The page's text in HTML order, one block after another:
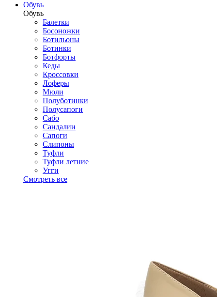
Обувь
Обувь
Балетки
Босоножки
Ботильоны
Ботинки
Ботфорты
Кеды
Кроссовки
Лоферы
Мюли
Полуботинки
Полусапоги
Сабо
Сандалии
Сапоги
Слипоны
Туфли
Туфли летние
Угги
Смотреть все